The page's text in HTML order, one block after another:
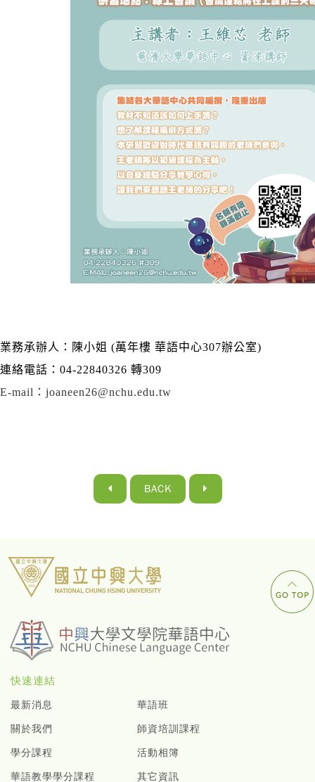
業務承辦人：陳小姐 (萬年樓 華語中心307辦公室)
連絡電話： 04-22840326 轉309
E-mail：joaneen26@nchu.edu.tw
BACK
快速連結
最新消息
關於我們
學分課程
華語教學學分課程
華語班
師資培訓課程
活動相簿
其它資訊